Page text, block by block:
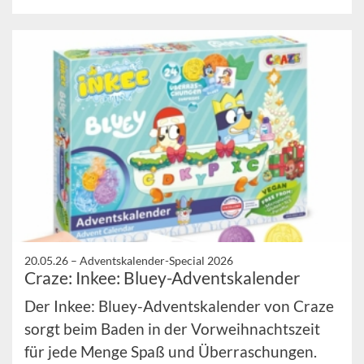
20.05.26 – Adventskalender-Special 2026
Craze: Inkee: Bluey-Adventskalender
Der Inkee: Bluey-Adventskalender von Craze
sorgt beim Baden in der Vorweihnachtszeit
für jede Menge Spaß und Überraschungen.